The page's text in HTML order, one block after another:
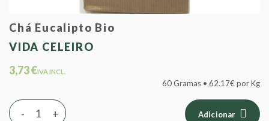
Chá Eucalipto Bio
VIDA CELEIRO
3,73 €IVA INCL.
60 Gramas • 62.17€ por Kg
+
- Adicionar